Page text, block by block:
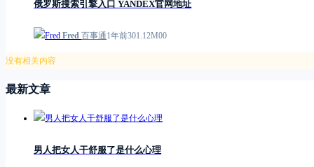
俄罗斯搜索引擎入口 YANDEX官网地址
Fred 百事通1年前301.12M00
没有相关内容
最新文章
男人把女人干舒服了是什么心理